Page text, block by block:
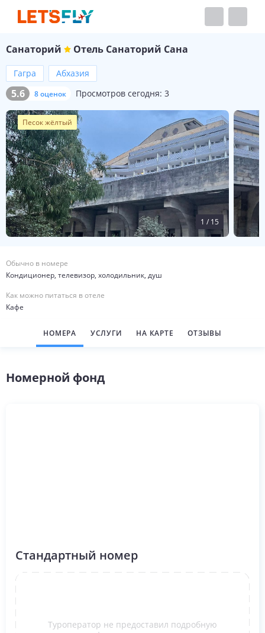
Санаторий Отель Санаторий Сана
Гагра Абхазия
5.6 8 оценок Просмотров сегодня: 3
Песок жёлтый
1 / 15
Обычно в номере
Кондиционер, телевизор, холодильник, душ
Как можно питаться в отеле
Кафе
НОМЕРА УСЛУГИ НА КАРТЕ ОТЗЫВЫ
Номерной фонд
Стандартный номер
Туроператор не предоставил подробную